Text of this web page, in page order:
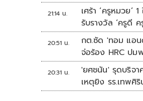
21:14 น.
เศร้า ‘ครูหมวย’
รับรางวัล ‘ครูดี ค
20:51 น.
กต.ซัด 'ทอม แอน
จ่อร้อง HRC ปม
20:31 น.
'ยศชนัน' รุดบริจา
เหตุยิง รร.เทพศิ
ร่วมบริจาค